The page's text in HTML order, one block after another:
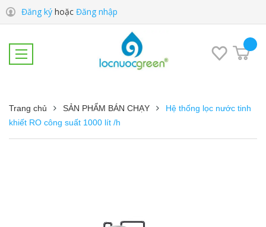
Đăng ký hoặc Đăng nhập
Trang chủ SẢN PHẨM BÁN CHẠY
Hệ thống lọc nước tinh
khiết RO công suất 1000 lít /h